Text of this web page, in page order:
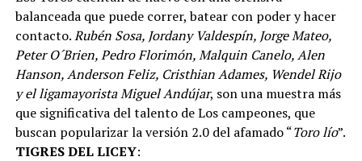
balanceada que puede correr, batear con poder y hacer
contacto.Rubén Sosa, Jordany Valdespín, Jorge Mateo,
Peter O´Brien, Pedro Florimón, Malquin Canelo, Alen
Hanson, Anderson Feliz, Cristhian Adames, Wendel Rijo
y el ligamayorista Miguel Andújar, son una muestra más
que significativa del talento de Los campeones, que
buscan popularizar la versión 2.0 del afamado “Toro lío”.
TIGRES DEL LICEY: